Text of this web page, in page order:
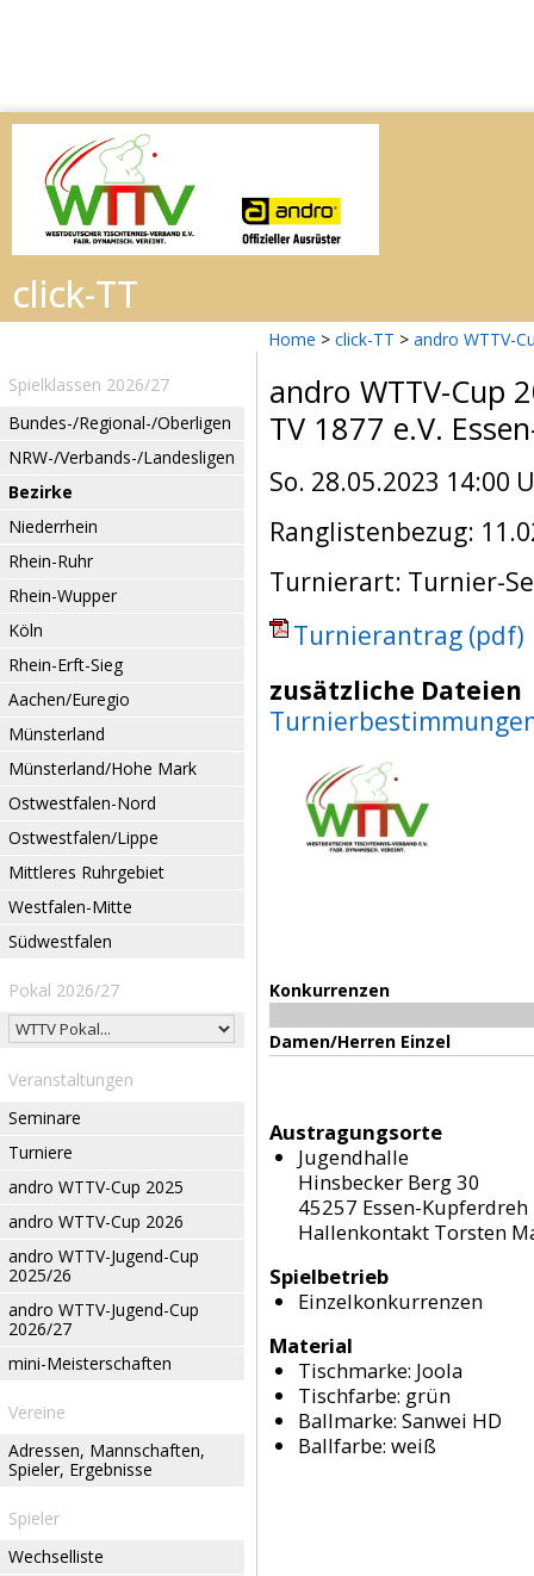
Home > click-TT > andro WTTV-
Spielklassen 2026/27
Bundes-/Regional-/Oberligen
NRW-/Verbands-/Landesligen
Bezirke
Niederrhein
Rhein-Ruhr
Rhein-Wupper
Köln
Rhein-Erft-Sieg
Aachen/Euregio
Münsterland
Münsterland/Hohe Mark
Ostwestfalen-Nord
Ostwestfalen/Lippe
Mittleres Ruhrgebiet
Westfalen-Mitte
Südwestfalen
Pokal 2026/27
Veranstaltungen
Seminare
Turniere
andro WTTV-Cup 2025
andro WTTV-Cup 2026
andro WTTV-Jugend-Cup
2025/26
andro WTTV-Jugend-Cup
2026/27
mini-Meisterschaften
Vereine
Adressen, Mannschaften,
Spieler, Ergebnisse
Spieler
Wechselliste
andro WTTV-Cup
TV 1877 e.V.
So. 28.05.2023 14:00
Ranglistenbezug:
Turnierart: Turnier-
Turnierantrag (pdf)
zusätzliche Dateien
Konkurrenzen
Damen/Herren Einzel
Austragungsorte
Jugendhalle
Hinsbecker Berg 30
45257 Essen-Kupferdreh
Hallenkontakt Torsten
Spielbetrieb
Einzelkonkurrenzen
Material
Tischmarke: Joola
Tischfarbe: grün
Ballmarke: Sanwei HD
Ballfarbe: weiß